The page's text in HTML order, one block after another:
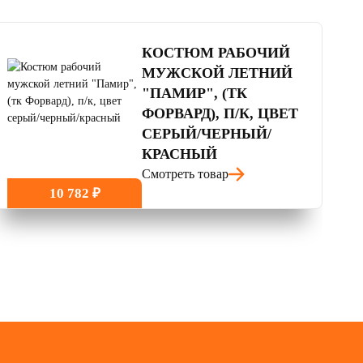
10 782 ₽
КОСТЮМ РАБОЧИЙ
МУЖСКОЙ ЛЕТНИЙ
"ПАМИР", (ТК
ФОРВАРД), П/К, ЦВЕТ
СЕРЫЙ/ЧЕРНЫЙ/
КРАСНЫЙ
Смотреть товар